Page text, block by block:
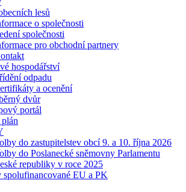
lesů
o společnosti
společnosti
pro obchodní partnery
hospodářství
odpadu
a ocenění
dvůr
portál
do zastupitelstev obcí 9. a 10. října 2026
do Poslanecké sněmovny Parlamentu
republiky v roce 2025
spolufinancované EU a PK